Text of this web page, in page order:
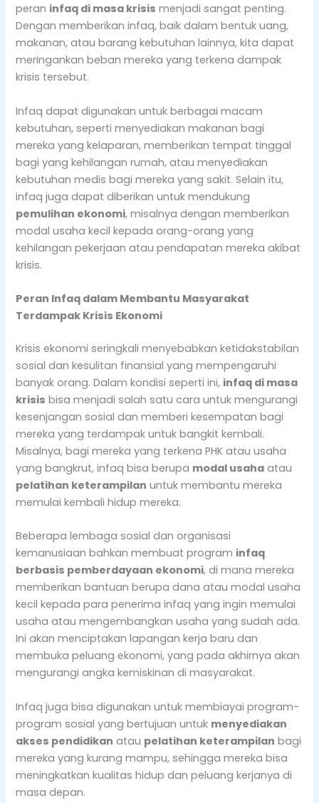
peran infaq di masa krisis menjadi sangat penting.
Dengan memberikan infaq, baik dalam bentuk uang,
makanan, atau barang kebutuhan lainnya, kita dapat
meringankan beban mereka yang terkena dampak
krisis tersebut.
Infaq dapat digunakan untuk berbagai macam
kebutuhan, seperti menyediakan makanan bagi
mereka yang kelaparan, memberikan tempat tinggal
bagi yang kehilangan rumah, atau menyediakan
kebutuhan medis bagi mereka yang sakit. Selain itu,
infaq juga dapat diberikan untuk mendukung
pemulihan ekonomi, misalnya dengan memberikan
modal usaha kecil kepada orang-orang yang
kehilangan pekerjaan atau pendapatan mereka akibat
krisis.
Peran Infaq dalam Membantu Masyarakat
Terdampak Krisis Ekonomi
Krisis ekonomi seringkali menyebabkan ketidakstabilan
sosial dan kesulitan finansial yang mempengaruhi
banyak orang. Dalam kondisi seperti ini, infaq di masa
krisis bisa menjadi salah satu cara untuk mengurangi
kesenjangan sosial dan memberi kesempatan bagi
mereka yang terdampak untuk bangkit kembali.
Misalnya, bagi mereka yang terkena PHK atau usaha
yang bangkrut, infaq bisa berupa modal usaha atau
pelatihan keterampilan untuk membantu mereka
memulai kembali hidup mereka.
Beberapa lembaga sosial dan organisasi
kemanusiaan bahkan membuat program infaq
berbasis pemberdayaan ekonomi, di mana mereka
memberikan bantuan berupa dana atau modal usaha
kecil kepada para penerima infaq yang ingin memulai
usaha atau mengembangkan usaha yang sudah ada.
Ini akan menciptakan lapangan kerja baru dan
membuka peluang ekonomi, yang pada akhirnya akan
mengurangi angka kemiskinan di masyarakat.
Infaq juga bisa digunakan untuk membiayai program-
program sosial yang bertujuan untuk menyediakan
akses pendidikan atau pelatihan keterampilan bagi
mereka yang kurang mampu, sehingga mereka bisa
meningkatkan kualitas hidup dan peluang kerjanya di
masa depan.